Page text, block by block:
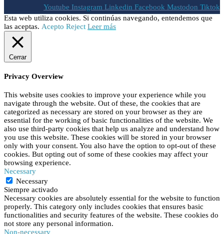
Youtube Instagram Linkedin Facebook Mastodon Tiktok
Esta web utiliza cookies. Si continúas navegando, entendemos que
las aceptas. Acepto Reject Leer más
Cerrar
Privacy Overview
This website uses cookies to improve your experience while you
navigate through the website. Out of these, the cookies that are
categorized as necessary are stored on your browser as they are
essential for the working of basic functionalities of the website. We
also use third-party cookies that help us analyze and understand how
you use this website. These cookies will be stored in your browser
only with your consent. You also have the option to opt-out of these
cookies. But opting out of some of these cookies may affect your
browsing experience.
Necessary
Necessary
Siempre activado
Necessary cookies are absolutely essential for the website to function
properly. This category only includes cookies that ensures basic
functionalities and security features of the website. These cookies do
not store any personal information.
Non-necessary